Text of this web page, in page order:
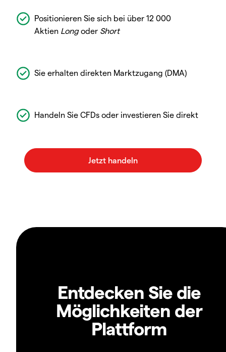
Positionieren Sie sich bei über 12 000
Aktien Longoder Short
Sie erhalten direkten Marktzugang (DMA)
Handeln Sie CFDs oder investieren Sie direkt
Entdecken Sie die
Möglichkeiten der
Plattform